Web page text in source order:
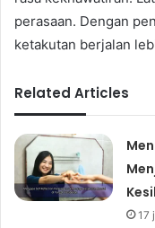
perasaan. Dengan
ketakutan berjalan
Related Articles
17